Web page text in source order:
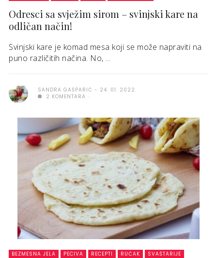
Odresci sa svježim sirom – svinjski kare na
odličan način!
Svinjski kare je komad mesa koji se može napraviti na
puno različitih načina. No, ...
SANDRA GAŠPARIĆ
24. 01. 2022.
2 KOMENTARA
BEZMESNA JELA PECIVA RECEPTI RUČAK SVAŠTARIJE